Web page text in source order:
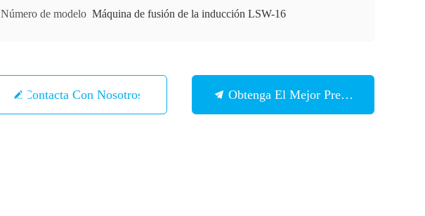
Número de modelo Máquina de fusión de la inducción LSW-16
Contacta Con Nosotros Obtenga El Mejor Precio